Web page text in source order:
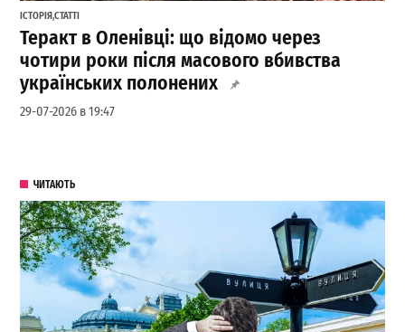
ІСТОРІЯ,СТАТТІ
Теракт в Оленівці: що відомо через
чотири роки після масового вбивства
українських полонених
29-07-2026 в 19:47
ЧИТАЮТЬ